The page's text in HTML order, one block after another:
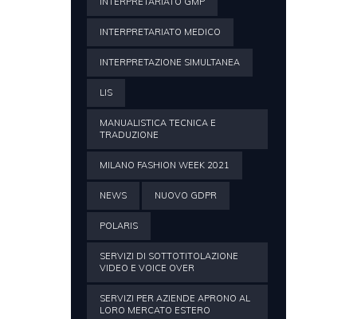
INTERPRETARIATO MEDICO
INTERPRETAZIONE SIMULTANEA
LIS
MANUALISTICA TECNICA E
TRADUZIONE
MILANO FASHION WEEK 2021
NEWS NUOVO GDPR
POLARIS
SERVIZI DI SOTTOTITOLAZIONE
VIDEO E VOICE OVER
SERVIZI PER AZIENDE APRONO AL
LORO MERCATO ESTERO